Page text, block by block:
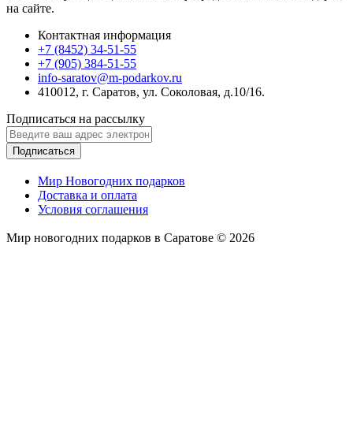
на сайте.
Контактная информация
+7 (8452) 34-51-55
+7 (905) 384-51-55
info-saratov@m-podarkov.ru
410012, г. Саратов, ул. Соколовая, д.10/16.
Подписаться на рассылку
Подписаться
Мир Новогодних подарков
Доставка и оплата
Условия соглашения
Мир новогодних подарков в Саратове © 2026